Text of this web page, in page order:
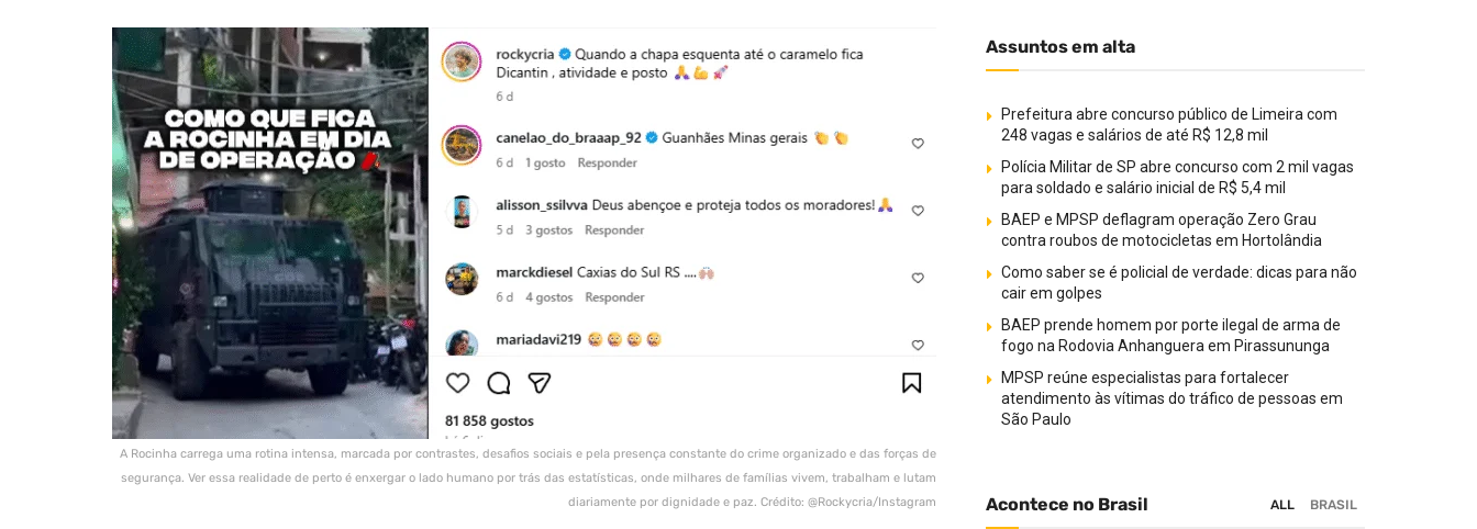
A Rocinha carrega uma rotina intensa, marcada por contrastes, desafios sociais e pela presença constante do crime organizado e das forças de
segurança. Ver essa realidade de perto é enxergar o lado humano por trás das estatísticas, onde milhares de famílias vivem, trabalham e lutam
diariamente por dignidade e paz. Crédito: @Rockycria/Instagram
Assuntos em alta
Prefeitura abre concurso público de Limeira com
248 vagas e salários de até R$ 12,8 mil
Polícia Militar de SP abre concurso com 2 mil vagas
para soldado e salário inicial de R$ 5,4 mil
BAEP e MPSP deflagram operação Zero Grau
contra roubos de motocicletas em Hortolândia
Como saber se é policial de verdade: dicas para não
cair em golpes
BAEP prende homem por porte ilegal de arma de
fogo na Rodovia Anhanguera em Pirassununga
MPSP reúne especialistas para fortalecer
atendimento às vítimas do tráfico de pessoas em
São Paulo
Acontece no Brasil ALL BRASIL